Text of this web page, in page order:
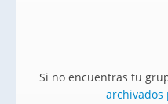
Si no encuentras tu
archivados